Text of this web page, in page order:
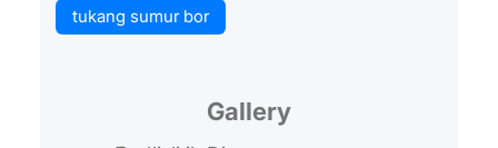
tukang sumur bor
Gallery